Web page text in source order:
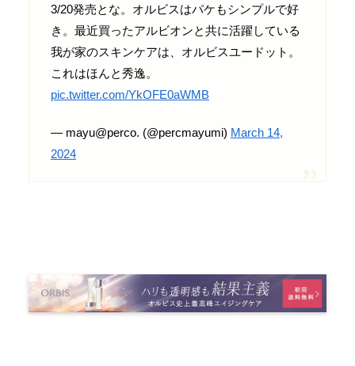
3/20発売とな。オルビスはパケもシンプルで好
き。最近買ったアルビオンと共に活躍している
我が家のスキンケアは、オルビスユードット。
これはほんと秀逸。
pic.twitter.com/YkOFE0aWMB
— mayu@perco. (@percmayumi) March 14,
2024